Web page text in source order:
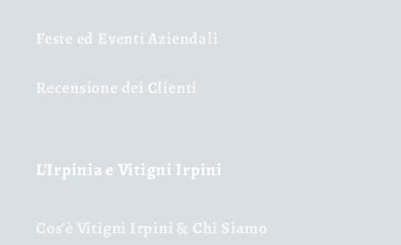
Feste ed Eventi Aziendali
Recensione dei Clienti
L'Irpinia e Vitigni Irpini
Cos'è Vitigni Irpini & Chi Siamo